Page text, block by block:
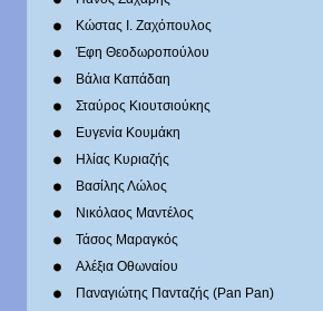
Κώστας Ι. Ζαχόπουλoς
Έφη Θεοδωροπούλου
Βάλια Καπάδαη
Σταύρος Κιουτσιούκης
Ευγενία Κουμάκη
Ηλίας Κυριαζής
Βασίλης Λώλος
Νικόλαος Μαντέλος
Τάσος Μαραγκός
Αλέξια Οθωναίου
Παναγιώτης Πανταζής (Pan Pan)